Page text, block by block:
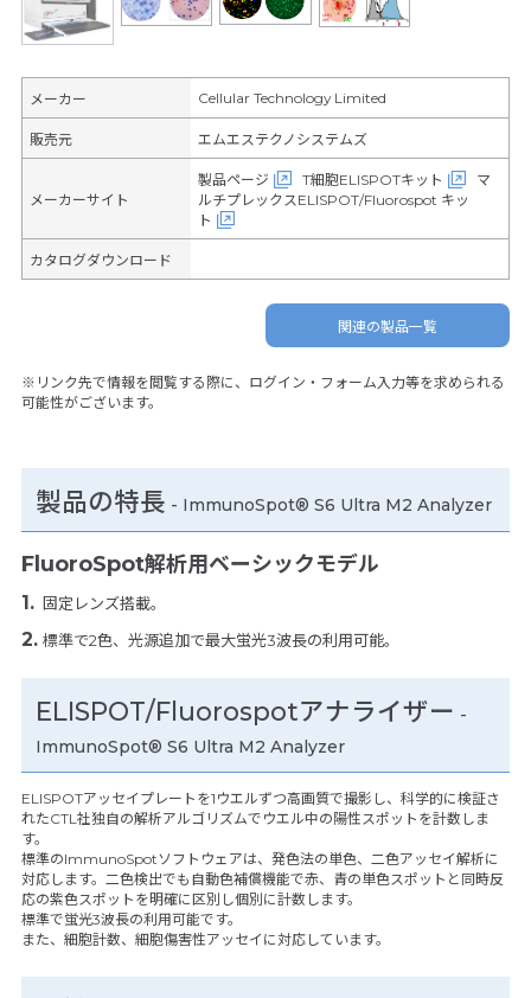
メーカー Cellular Technology Limited
販売元 エムエステクノシステムズ
メーカーサイト
製品ページ T細胞ELISPOTキット
マ
ルチプレックスELISPOT/Fluorospot キッ
ト
カタログダウンロード
関連の製品一覧
※リンク先で情報を閲覧する際に、ログイン・フォーム入力等を求められる
可能性がございます。
製品の特長 - ImmunoSpot® S6 Ultra M2 Analyzer
FluoroSpot解析用ベーシックモデル
固定レンズ搭載。
標準で2色、光源追加で最大蛍光3波長の利用可能。
ELISPOT/Fluorospotアナライザー -
ImmunoSpot® S6 Ultra M2 Analyzer
ELISPOTアッセイプレートを1ウエルずつ高画質で撮影し、科学的に検証さ
れたCTL社独自の解析アルゴリズムでウエル中の陽性スポットを計数しま
す。
標準のImmunoSpotソフトウェアは、発色法の単色、二色アッセイ解析に
対応します。二色検出でも自動色補償機能で赤、青の単色スポットと同時反
応の紫色スポットを明確に区別し個別に計数します。
標準で蛍光3波長の利用可能です。
また、細胞計数、細胞傷害性アッセイに対応しています。